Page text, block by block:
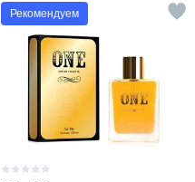
Рекомендуем